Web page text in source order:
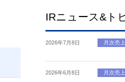
IRニュース&ト
2026年7月8日 月次売
2026年6月8日 月次売